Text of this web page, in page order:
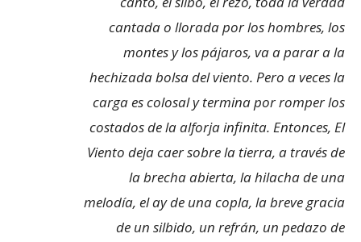
cantada o llorada por los hombres, los
montes y los pájaros, va a parar a la
hechizada bolsa del viento. Pero a veces la
carga es colosal y termina por romper los
costados de la alforja infinita. Entonces, El
Viento deja caer sobre la tierra, a través de
la brecha abierta, la hilacha de una
melodía, el ay de una copla, la breve gracia
de un silbido, un refrán, un pedazo de